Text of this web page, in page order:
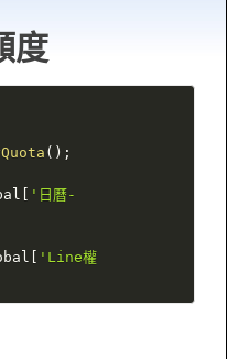
度
( ) ;
'日曆-
'Line權